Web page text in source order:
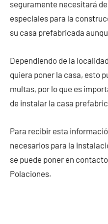
seguramente necesitará
especiales para la
su casa prefabricada
Dependiendo de la
quiera poner la casa, esto
multas, por lo que es
de instalar la casa
Para recibir esta
necesarios para la
se puede poner en
Polaciones.